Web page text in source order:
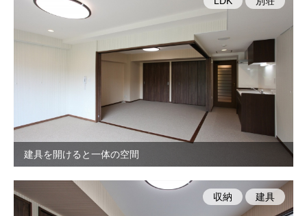
建具を開けると一体の空間
収納 建具